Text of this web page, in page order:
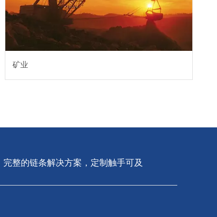
矿业
完整的链条解决​​方案，定制触手可及​​​​​​​